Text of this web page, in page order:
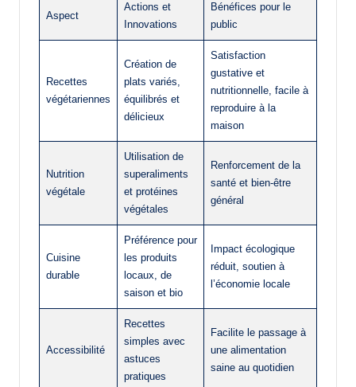
Aspect
Actions et
Innovations
Bénéfices pour le
public
Recettes
végétariennes
Création de
plats variés,
équilibrés et
délicieux
Satisfaction
gustative et
nutritionnelle, facile à
reproduire à la
maison
Nutrition
végétale
Utilisation de
superaliments
et protéines
végétales
Renforcement de la
santé et bien-être
général
Cuisine
durable
Préférence pour
les produits
locaux, de
saison et bio
Impact écologique
réduit, soutien à
l’économie locale
Accessibilité
Recettes
simples avec
astuces
pratiques
Facilite le passage à
une alimentation
saine au quotidien